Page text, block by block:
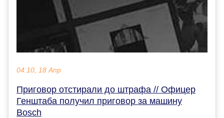
04:10, 18 Апр
Приговор отстирали до штрафа // Офицер
Генштаба получил приговор за машину
Bosch